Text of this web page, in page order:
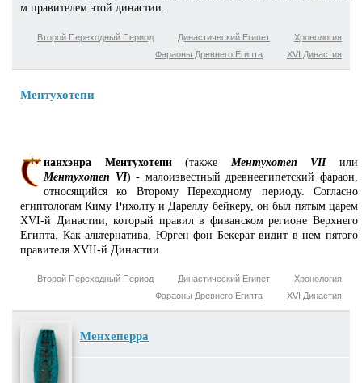
м правителем этой династии.
Хронология
Династический Египет
Второй Переходный Период
XVI Династия
Фараоны Древнего Египта
Ментухотепи
ианхэнра Ментухотепи(также Ментухотеп VIIили
Ментухотеп VI) - малоизвестный древнеегипетский фараон,
относящийся ко Второму Переходному периоду. Согласно
египтологам Киму Рихолту и Дареллу бейкеру, он был пятым царем
XVI-й Династии, который правил в фиванском регионе Верхнего
Египта. Как альтернатива, Юрген фон Бекерат видит в нем пятого
правителя XVII-й Династии.
Хронология
Династический Египет
Второй Переходный Период
XVI Династия
Фараоны Древнего Египта
Менхеперра